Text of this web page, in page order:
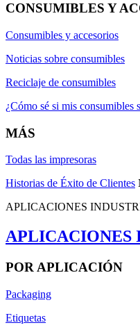
CONSUMIBLES Y
Consumibles y accesorios
Noticias sobre consumibles
Reciclaje de consumibles
¿Cómo sé si mis consumibles
MÁS
Todas las impresoras
Historias de Éxito de Clientes
APLICACIONES
APLICACIONES
POR APLICACIÓN
Packaging
Etiquetas